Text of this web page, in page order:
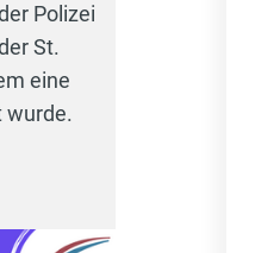
Polizei
St.
eine
wurde.